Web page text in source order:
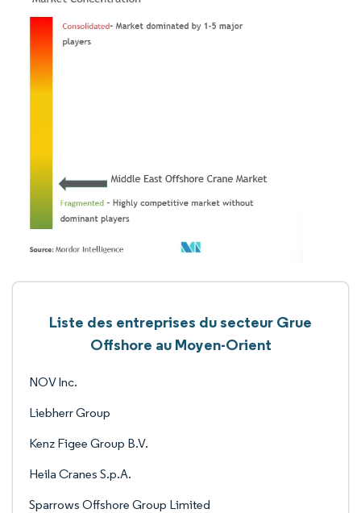
Liste des entreprises du secteur Grue
Offshore au Moyen-Orient
NOV Inc.
Liebherr Group
Kenz Figee Group B.V.
Heila Cranes S.p.A.
Sparrows Offshore Group Limited